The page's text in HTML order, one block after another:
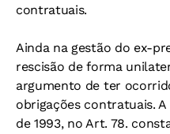
contratuais.
Ainda na gestão do ex-
rescisão de forma
argumento de ter
obrigações contratuais. A
de 1993, no Art. 78.